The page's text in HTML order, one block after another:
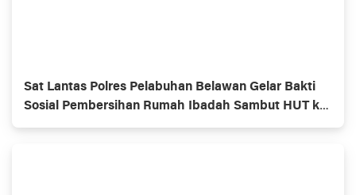
Sat Lantas Polres Pelabuhan Belawan Gelar Bakti
Sosial Pembersihan Rumah Ibadah Sambut HUT ke-
70 Polisi Lalu Lintas